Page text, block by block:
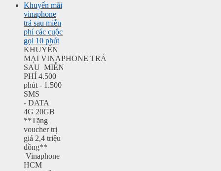
Khuyến mãi
vinaphone
trả sau miễn
phí các cuộc
gọi 10 phút
KHUYẾN
MẠI VINAPHONE TRẢ
SAU MIỄN
PHÍ 4.500
phút - 1.500
SMS
- DATA
4G 20GB
**Tặng
voucher trị
giá 2,4 triệu
đồng**
Vinaphone
HCM